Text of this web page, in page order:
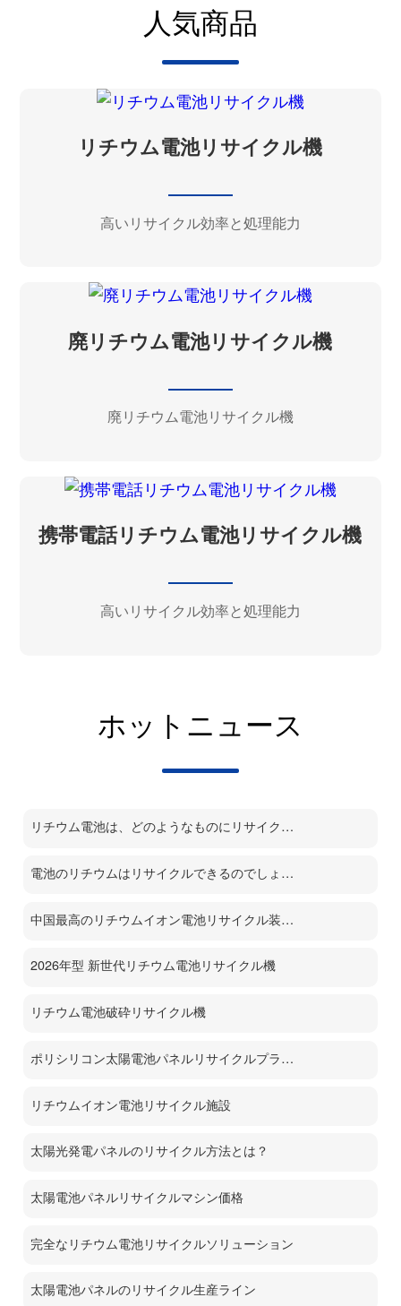
人気商品
リチウム電池リサイクル機
高いリサイクル効率と処理能力
廃リチウム電池リサイクル機
廃リチウム電池リサイクル機
携帯電話リチウム電池リサイクル機
高いリサイクル効率と処理能力
ホットニュース
リチウム電池は、どのようなものにリサイクルされるのでしょうか？
電池のリチウムはリサイクルできるのでしょうか？
中国最高のリチウムイオン電池リサイクル装置メーカー
2026年型 新世代リチウム電池リサイクル機
リチウム電池破砕リサイクル機
ポリシリコン太陽電池パネルリサイクルプラント
リチウムイオン電池リサイクル施設
太陽光発電パネルのリサイクル方法とは？
太陽電池パネルリサイクルマシン価格
完全なリチウム電池リサイクルソリューション
太陽電池パネルのリサイクル生産ライン